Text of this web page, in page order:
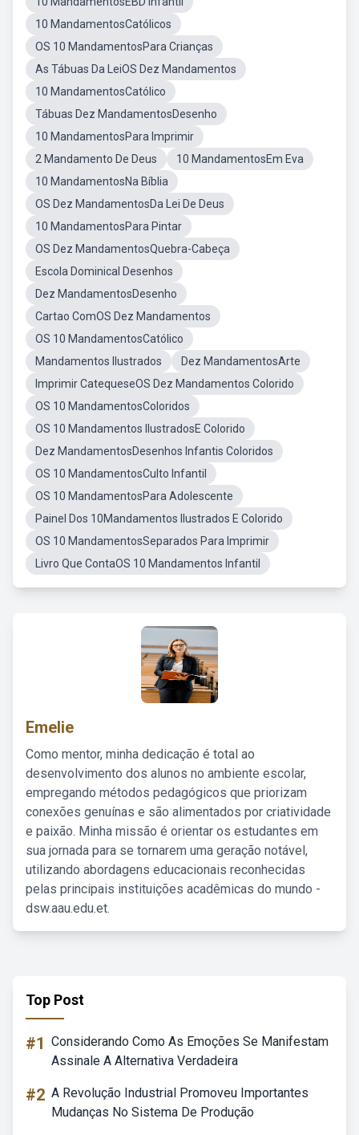
10 MandamentosCatólicos
OS 10 MandamentosPara Crianças
As Tábuas Da LeiOS Dez Mandamentos
10 MandamentosCatólico
Tábuas Dez MandamentosDesenho
10 MandamentosPara Imprimir
2 Mandamento De Deus
10 MandamentosEm Eva
10 MandamentosNa Bíblia
OS Dez MandamentosDa Lei De Deus
10 MandamentosPara Pintar
OS Dez MandamentosQuebra-Cabeça
Escola Dominical Desenhos
Dez MandamentosDesenho
Cartao ComOS Dez Mandamentos
OS 10 MandamentosCatólico
Mandamentos Ilustrados
Dez MandamentosArte
Imprimir CatequeseOS Dez Mandamentos Colorido
OS 10 MandamentosColoridos
OS 10 Mandamentos IlustradosE Colorido
Dez MandamentosDesenhos Infantis Coloridos
OS 10 MandamentosCulto Infantil
OS 10 MandamentosPara Adolescente
Painel Dos 10Mandamentos Ilustrados E Colorido
OS 10 MandamentosSeparados Para Imprimir
Livro Que ContaOS 10 Mandamentos Infantil
Emelie
Como mentor, minha dedicação é total ao
desenvolvimento dos alunos no ambiente escolar,
empregando métodos pedagógicos que priorizam
conexões genuínas e são alimentados por criatividade
e paixão. Minha missão é orientar os estudantes em
sua jornada para se tornarem uma geração notável,
utilizando abordagens educacionais reconhecidas
pelas principais instituições acadêmicas do mundo -
dsw.aau.edu.et.
Top Post
#1 Considerando Como As Emoções Se Manifestam
Assinale A Alternativa Verdadeira
#2 A Revolução Industrial Promoveu Importantes
Mudanças No Sistema De Produção